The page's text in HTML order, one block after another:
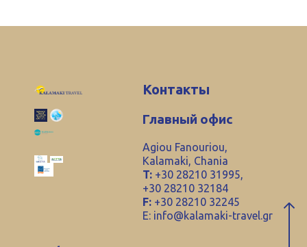
Контакты
Главный офис
Agiou Fanouriou,
Kalamaki, Chania
T: +30 28210 31995,
+30 28210 32184
F: +30 28210 32245
E: info@kalamaki-travel.gr